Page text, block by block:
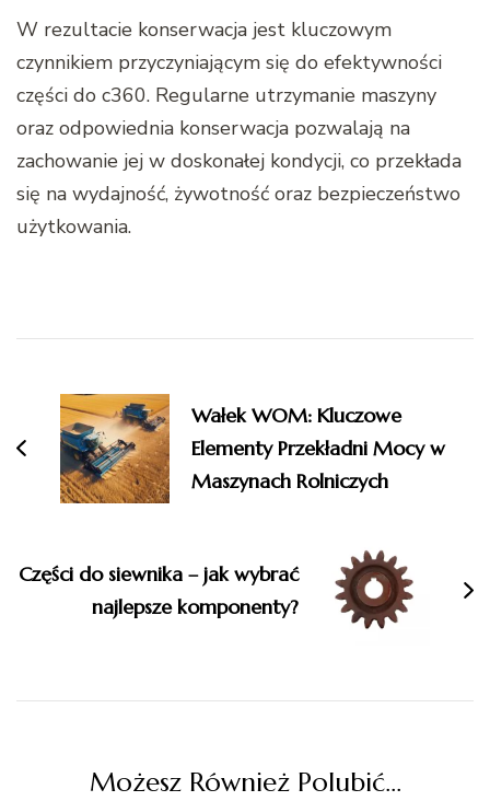
W rezultacie konserwacja jest kluczowym
czynnikiem przyczyniającym się do efektywności
części do c360. Regularne utrzymanie maszyny
oraz odpowiednia konserwacja pozwalają na
zachowanie jej w doskonałej kondycji, co przekłada
się na wydajność, żywotność oraz bezpieczeństwo
użytkowania.
wpisu
Wałek WOM: Kluczowe
Elementy Przekładni Mocy w
Maszynach Rolniczych
Części do siewnika – jak wybrać
najlepsze komponenty?
Możesz Również Polubić…